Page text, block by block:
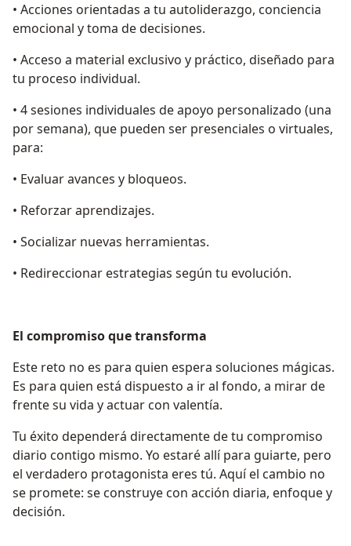
• Acciones orientadas a tu autoliderazgo, conciencia
emocional y toma de decisiones.
• Acceso a material exclusivo y práctico, diseñado para
tu proceso individual.
• 4 sesiones individuales de apoyo personalizado (una
por semana), que pueden ser presenciales o virtuales,
para:
• Evaluar avances y bloqueos.
• Reforzar aprendizajes.
• Socializar nuevas herramientas.
• Redireccionar estrategias según tu evolución.
El compromiso que transforma
Este reto no es para quien espera soluciones mágicas.
Es para quien está dispuesto a ir al fondo, a mirar de
frente su vida y actuar con valentía.
Tu éxito dependerá directamente de tu compromiso
diario contigo mismo. Yo estaré allí para guiarte, pero
el verdadero protagonista eres tú. Aquí el cambio no
se promete: se construye con acción diaria, enfoque y
decisión.